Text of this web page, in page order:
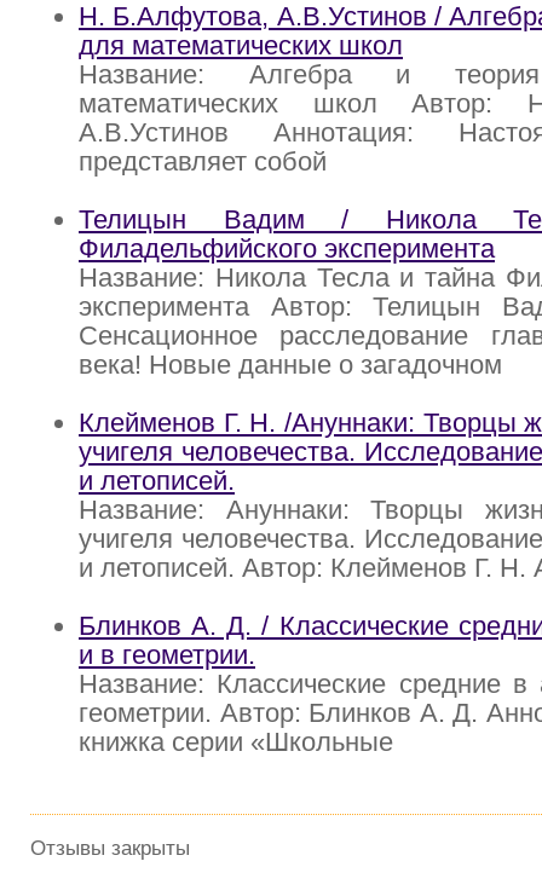
Н. Б.Алфутова, А.В.Устинов /
для математических школ
Название: Алгебра и
математических школ Автор:
А.В.Устинов Аннотация:
представляет собой
Телицын Вадим / Никола
Филадельфийского эксперимента
Название: Никола Тесла и тайна
эксперимента Автор: Телицын
Сенсационное расследование
века! Новые данные о загадочном
Клейменов Г. Н. /Ануннаки: Творцы
учигеля человечества.
и летописей.
Название: Ануннаки: Творцы
учигеля человечества.
и летописей. Автор: Клейменов Г. Н.
Блинков А. Д. / Классические
и в геометрии.
Название: Классические средние
геометрии. Автор: Блинков А. Д.
книжка серии «Школьные
Отзывы закрыты